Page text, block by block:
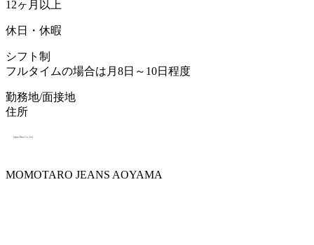
12ヶ月以上
休日・休暇
シフト制
フルタイムの場合は月8日～10日程度
勤務地/面接地
住所
MOMOTARO JEANS AOYAMA